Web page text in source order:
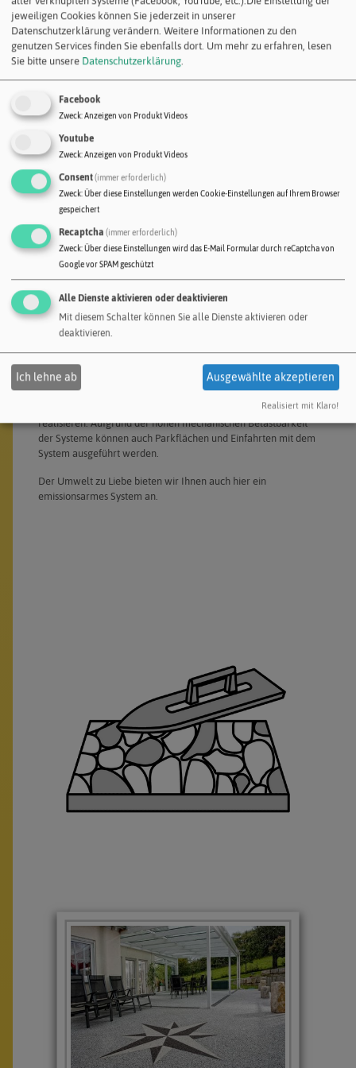
robusten, emissionsarmen und chemisch wie mechanisch hoch
belastbaren Bindemittel - die ihm außerdem eine antistatische
Wirkung verleihen – verschönern Sie Ihr Objekt.
Egal ob Wohn- oder Geschäftsräume, Küche oder Badezimmer,
Ausstellungsflächen. Wir bieten für jeden Einsatzzweck das
passende System sowie alle dazugehörigen Komponenten wie
Reinigungsmittel und entsprechende Abschlussprofile.
Unsere Systeme im Innenbereich sind nach AGBB Schema
geprüft.
Steinteppich als drainagefähiges System im
GaLa- und Wegebau
Der Klimawandel stellt uns schon heute vor immer größere
Herausforderungen hinsichtlich der
Regenwasserrückgewinnung. Hier möchten wir mit unserem
leisten. Flächen, die mit einem solchen Steinteppich ausgeführt
werden lassen anfallendes Niederschlagswasser in Sekunden
schnelle versickern und sorgen dafür, dass es direkt zurück in
den Wasserkreislauf gelangen kann.
Speziell für diesen Bereich haben wir zwei extrem
strapazierfähige Bindemittel entwickelt. Sie erlauben es,
Projekte wie Garten- und Gehwege, Freisitze sowie Terrassen
ohne aufwändigen Unterbau mit geringer Schichtdicke zu
realisieren. Aufgrund der hohen mechanischen Belastbarkeit
der Systeme können auch Parkflächen und Einfahrten mit dem
System ausgeführt werden.
Der Umwelt zu Liebe bieten wir Ihnen auch hier ein
emissionsarmes System an.
jeweiligen Cookies können Sie jederzeit in unserer
Datenschutzerklärung verändern. Weitere Informationen zu den
genutzen Services finden Sie ebenfalls dort. Um mehr zu erfahren, lesen
Sie bitte unsere Datenschutzerklärung.
Facebook
Zweck:Anzeigen von Produkt Videos
Youtube
Zweck:Anzeigen von Produkt Videos
Consent(immer erforderlich)
Zweck:Über diese Einstellungen werden Cookie-Einstellungen auf Ihrem Browser
gespeichert
Recaptcha (immer erforderlich)
Zweck:Über diese Einstellungen wird das E-Mail Formular durch reCaptcha von
Google vor SPAM geschützt
Alle Dienste aktivieren oder deaktivieren
Mit diesem Schalter können Sie alle Dienste aktivieren oder
deaktivieren.
Ich lehne ab Ausgewählte akzeptieren
Realisiert mit Klaro!